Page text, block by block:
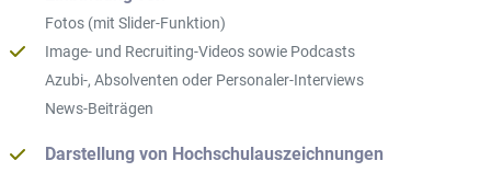
Fotos (mit Slider-Funktion)
Image- und Recruiting-Videos sowie Podcasts
Azubi-, Absolventen oder Personaler-Interviews
News-Beiträgen
Darstellung von Hochschulauszeichnungen